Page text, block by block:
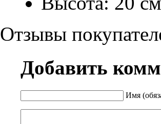
Отзывы
Добавить
Имя